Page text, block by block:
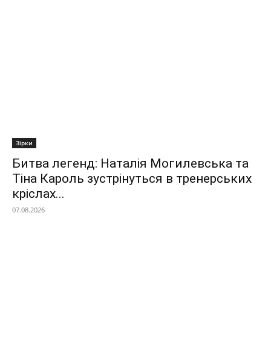
Зірки
Битва легенд: Наталія Могилевська та
Тіна Кароль зустрінуться в тренерських
кріслах...
07.08.2026